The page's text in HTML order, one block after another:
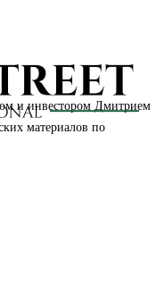
и инвестором Дмитрием
материалов по